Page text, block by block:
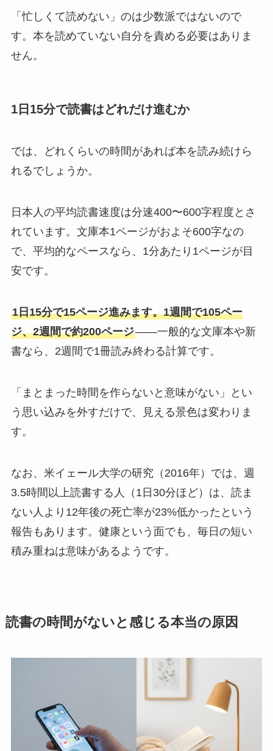
「忙しくて読めない」のは少数派ではないので
す。本を読めていない自分を責める必要はありま
せん。
1日15分で読書はどれだけ進むか
では、どれくらいの時間があれば本を読み続けら
れるでしょうか。
日本人の平均読書速度は分速400〜600字程度とさ
れています。文庫本1ページがおよそ600字なの
で、平均的なペースなら、1分あたり1ページが目
安です。
1日15分で15ページ進みます。1週間で105ペー
ジ、2週間で約200ページ——一般的な文庫本や新
書なら、2週間で1冊読み終わる計算です。
「まとまった時間を作らないと意味がない」とい
う思い込みを外すだけで、見える景色は変わりま
す。
なお、米イェール大学の研究（2016年）では、週
3.5時間以上読書する人（1日30分ほど）は、読ま
ない人より12年後の死亡率が23%低かったという
報告もあります。健康という面でも、毎日の短い
積み重ねは意味があるようです。
読書の時間がないと感じる本当の原因